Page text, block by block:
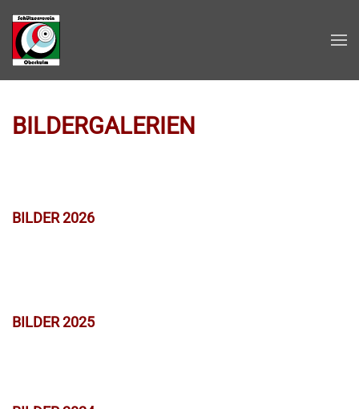
Zum Hauptinhalt springen
BILDERGALERIEN
BILDER 2026
BILDER 2025